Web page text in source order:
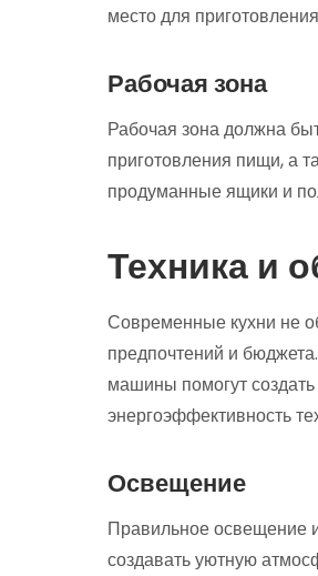
место для
Рабочая зона
Рабочая зона должна
приготовления пищи, а
продуманные ящики и
Техника и
Современные кухни не
предпочтений и
машины помогут
энергоэффективность
Освещение
Правильное освещение
создавать уютную